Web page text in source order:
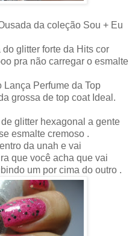
da coleção Sou + Eu
glitter forte da Hits cor
pra não carregar o esmalte
Perfume da Top
grossa de top coat Ideal.
glitter hexagonal a gente
esmalte cremoso .
da unah e vai
que você acha que vai
um por cima do outro .